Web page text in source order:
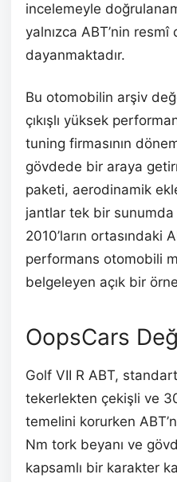
incelemeyle
yalnızca ABT’nin resmî
dayanmaktadır.
Bu otomobilin arşiv
çıkışlı yüksek
tuning firmasının
gövdede bir araya
paketi, aerodinamik
jantlar tek bir sunumda
2010’ların ortasındaki
performans otomobili
belgeleyen açık bir
OopsCars
Golf VII R ABT,
tekerlekten çekişli ve
temelini korurken
Nm tork beyanı ve
kapsamlı bir karakter